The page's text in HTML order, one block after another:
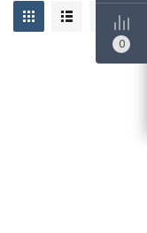
0